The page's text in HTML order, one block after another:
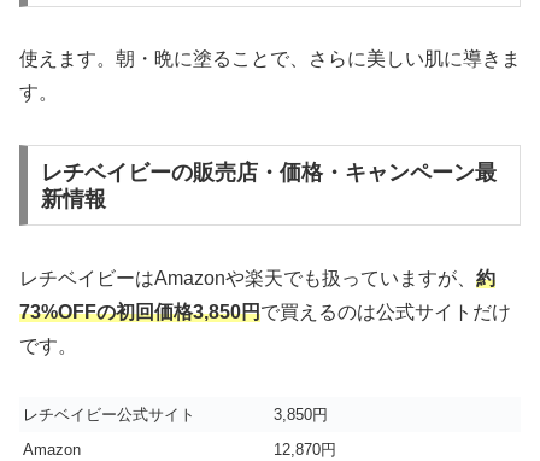
使えます。朝・晩に塗ることで、さらに美しい肌に導きま
す。
レチベイビーの販売店・価格・キャンペーン最
新情報
レチベイビーはAmazonや楽天でも扱っていますが、 約
73%OFFの初回価格3,850円で買えるのは公式サイトだけ
です。
レチベイビー公式サイト
3,850円
Amazon
12,870円